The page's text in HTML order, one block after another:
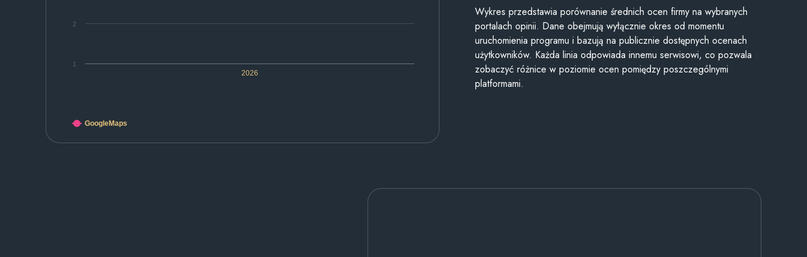
2026
1
2
GoogleMaps
Wykres przedstawia porównanie średnich ocen firmy na wybranych
portalach opinii. Dane obejmują wyłącznie okres od momentu
uruchomienia programu i bazują na publicznie dostępnych ocenach
użytkowników. Każda linia odpowiada innemu serwisowi, co pozwala
zobaczyć różnice w poziomie ocen pomiędzy poszczególnymi
platformami.